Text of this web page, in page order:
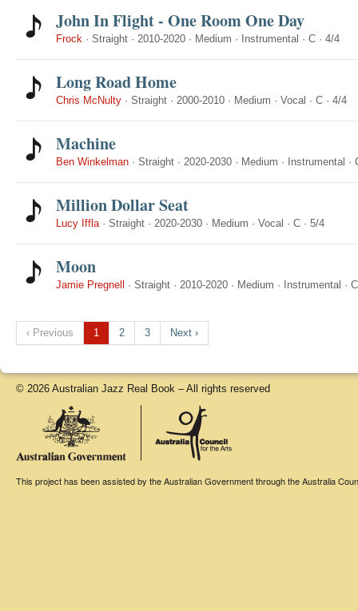
John In Flight - One Room One Day
Frock · Straight · 2010-2020 · Medium · Instrumental · C · 4/4
Long Road Home
Chris McNulty · Straight · 2000-2010 · Medium · Vocal · C · 4/4
Machine
Ben Winkelman · Straight · 2020-2030 · Medium · Instrumental ·
Million Dollar Seat
Lucy Iffla· Straight · 2020-2030 · Medium · Vocal · C · 5/4
Moon
Jamie Pregnell · Straight · 2010-2020 · Medium · Instrumental · C
‹ Previous 1 2 3 Next ›
© 2026 Australian Jazz Real Book – All rights reserved
This project has been assisted by the Australian Government through the Australia